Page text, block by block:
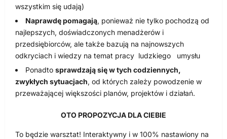
wszystkim się udają)
Naprawdę pomagają, ponieważ nie tylko pochodzą od
najlepszych, doświadczonych menadżerów i
przedsiębiorców, ale także bazują na najnowszych
odkryciach i wiedzy na temat pracy ludzkiego umysłu
Ponadto sprawdzają się w tych codziennych,
zwykłych sytuacjach, od których zależy powodzenie w
przeważającej większości planów, projektów i działań.
OTO PROPOZYCJA DLA CIEBIE
To będzie warsztat! Interaktywny i w 100% nastawiony na